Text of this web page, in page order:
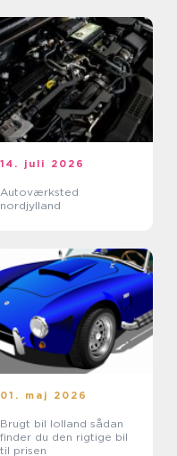
14. juli 2026
Autoværksted
nordjylland
01. maj 2026
Brugt bil lolland sådan
finder du den rigtige bil
til prisen